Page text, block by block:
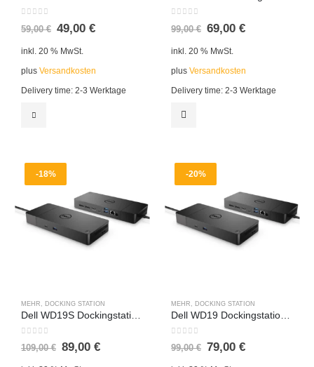
out of 5
59,00€ 49,00 €
inkl. 20 % MwSt.
plus Versandkosten
Delivery time: 2-3 Werktage
out of 5
99,00€ 69,00 €
inkl. 20 % MwSt.
plus Versandkosten
Delivery time: 2-3 Werktage
-18%
MEHR DOCKING STATION
0 out of 5
109,00€ 89,00 €
-20%
MEHR DOCKING STATION
0out of 5
99,00€ 79,00 €